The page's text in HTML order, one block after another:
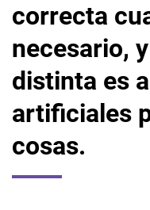
correcta
necesario,
distinta es
artificiales
cosas.